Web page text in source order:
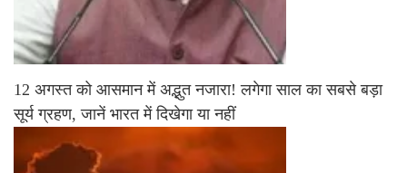
12 अगस्त को आसमान में अद्भुत नजारा! लगेगा साल का सबसे बड़ा
सूर्य ग्रहण, जानें भारत में दिखेगा या नहीं